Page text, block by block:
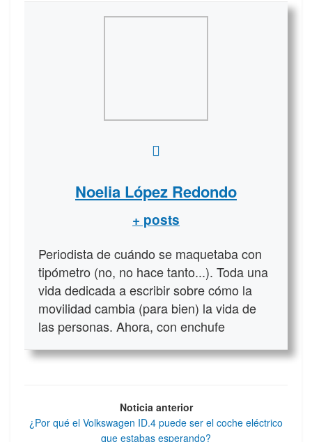
Noelia López Redondo
+ posts
Periodista de cuándo se maquetaba con
tipómetro (no, no hace tanto...). Toda una
vida dedicada a escribir sobre cómo la
movilidad cambia (para bien) la vida de
las personas. Ahora, con enchufe
Noticia anterior
¿Por qué el Volkswagen ID.4 puede ser el coche eléctrico
que estabas esperando?